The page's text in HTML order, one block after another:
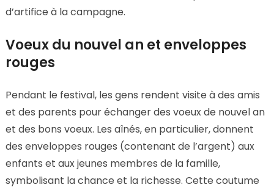
d’artifice à la campagne.
Voeux du nouvel an et enveloppes
rouges
Pendant le festival, les gens rendent visite à des amis
et des parents pour échanger des voeux de nouvel an
et des bons voeux. Les aînés, en particulier, donnent
des enveloppes rouges (contenant de l’argent) aux
enfants et aux jeunes membres de la famille,
symbolisant la chance et la richesse. Cette coutume